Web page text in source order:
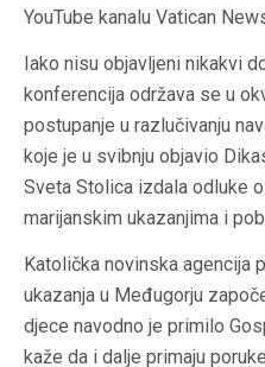
YouTube kanalu Vatican
Iako nisu objavljeni nikakvi
konferencija održava se u
postupanje u razlučivanju
koje je u svibnju objavio
Sveta Stolica izdala odluke
marijanskim ukazanjima i
Katolička novinska agencija
ukazanja u Međugorju
djece navodno je primilo
kaže da i dalje primaju